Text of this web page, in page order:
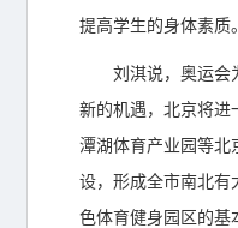
提高学生的身体素质。
刘淇说，奥运会
新的机遇，北京将进
潭湖体育产业园等北
设，形成全市南北有
色体育健身园区的基